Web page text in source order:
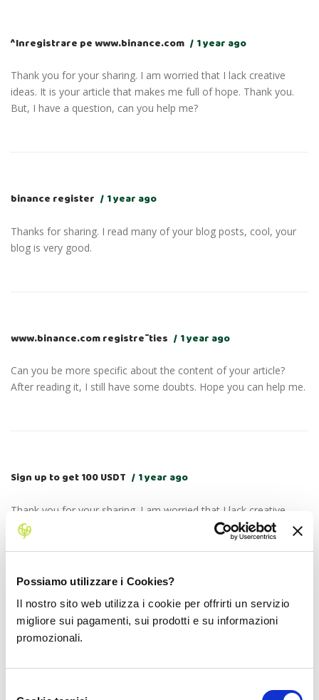
Possiamo utilizzare i Cookies?
Il nostro sito web utilizza i cookie per offrirti un servizio
migliore sui pagamenti, sui prodotti e su informazioni
promozionali.
^Inregistrare pe www.binance.com 1 year ago
Thank you for your sharing. I am worried that I lack creative
ideas. It is your article that makes me full of hope. Thank you.
But, I have a question, can you help me?
binance register 1 year ago
Thanks for sharing. I read many of your blog posts, cool, your
blog is very good.
www.binance.com registrēties 1 year ago
Can you be more specific about the content of your article?
After reading it, I still have some doubts. Hope you can help me.
Sign up to get 100 USDT 1 year ago
Thank you for your sharing. I am worried that I lack creative
ideas. It is your article that makes me full of hope. Thank you.
But, I have a question, can you help me?
^Inregistrare pe Binance
Can you be more specific about the content of your article?